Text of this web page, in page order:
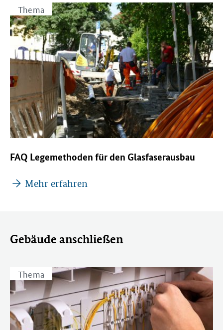
Thema
FAQ Legemethoden für den Glasfaserausbau
Mehr erfahren
Gebäude anschließen
Thema